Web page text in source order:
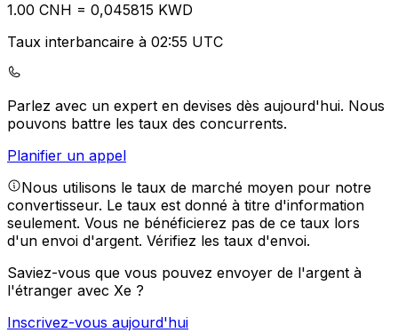
1.00 CNH = 0,045815 KWD
Taux interbancaire à 02:55 UTC
Parlez avec un expert en devises dès aujourd'hui. Nous
pouvons battre les taux des concurrents.
Planifier un appel
Nous utilisons le taux de marché moyen pour notre
convertisseur. Le taux est donné à titre d'information
seulement. Vous ne bénéficierez pas de ce taux lors
d'un envoi d'argent. Vérifiez les taux d'envoi.
Saviez-vous que vous pouvez envoyer de l'argent à
l'étranger avec Xe ?
Inscrivez-vous aujourd'hui